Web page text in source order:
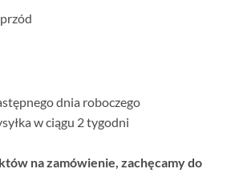
dnia roboczego
w ciągu 2 tygodni
na zamówienie, zachęcamy do